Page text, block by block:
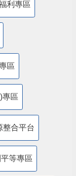
利專區
區
專區
整合平台
等專區